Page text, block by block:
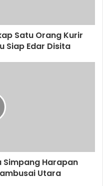
Satu Orang Kurir
Siap Edar Disita
Simpang Harapan
Utara